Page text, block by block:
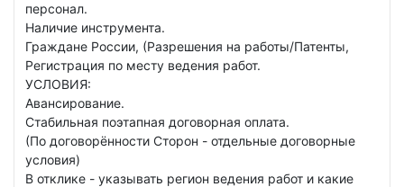
персонал.
Наличие инструмента.
Граждане России, (Разрешения на работы/Патенты,
Регистрация по месту ведения работ.
УСЛОВИЯ:
Авансирование.
Стабильная поэтапная договорная оплата.
(По договорённости Сторон - отдельные договорные
условия)
В отклике - указывать регион ведения работ и какие